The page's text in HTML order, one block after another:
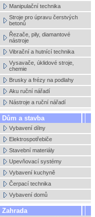
Manipulační technika
Stroje pro úpravu čerstvých
betonů
Řezače, pily, diamantové
nástroje
Vibrační a hutnící technika
Vysavače, úklidové stroje,
chemie
Brusky a frézy na podlahy
Aku ruční nářadí
Nástroje a ruční nářadí
Dům a stavba
Vybavení dílny
Elektrospotřebiče
Stavební materiály
Upevňovací systémy
Vybavení kuchyně
Čerpací technika
Vybavení domů
Zahrada